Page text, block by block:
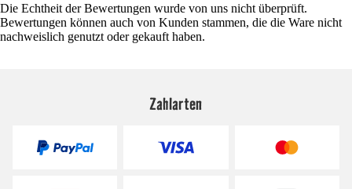
Die Echtheit der Bewertungen wurde von uns nicht überprüft.
Bewertungen können auch von Kunden stammen, die die Ware nicht
nachweislich genutzt oder gekauft haben.
Zahlarten